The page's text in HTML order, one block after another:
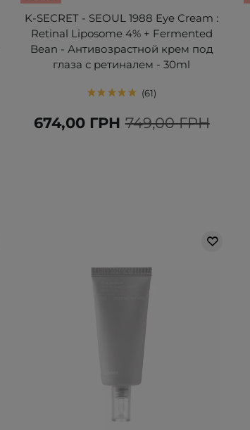
K-SECRET - SEOUL 1988 Eye Cream :
Retinal Liposome 4% + Fermented
Bean - Антивозрастной крем под
глаза с ретиналем - 30ml
61
749,00 ГРН
674,00 ГРН